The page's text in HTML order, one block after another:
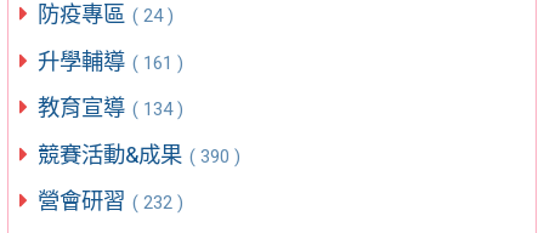
防疫專區 ( 24 )
升學輔導 ( 161 )
教育宣導 ( 134 )
競賽活動&成果 ( 390 )
營會研習 ( 232 )